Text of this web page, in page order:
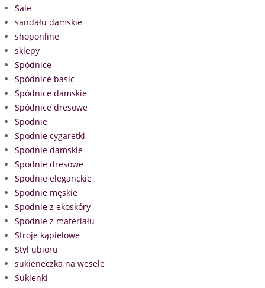
Sale
sandału damskie
shoponline
sklepy
Spódnice
Spódnice basic
Spódnice damskie
Spódnice dresowe
Spodnie
Spodnie cygaretki
Spodnie damskie
Spodnie dresowe
Spodnie eleganckie
Spodnie męskie
Spodnie z ekoskóry
Spodnie z materiału
Stroje kąpielowe
Styl ubioru
sukieneczka na wesele
Sukienki